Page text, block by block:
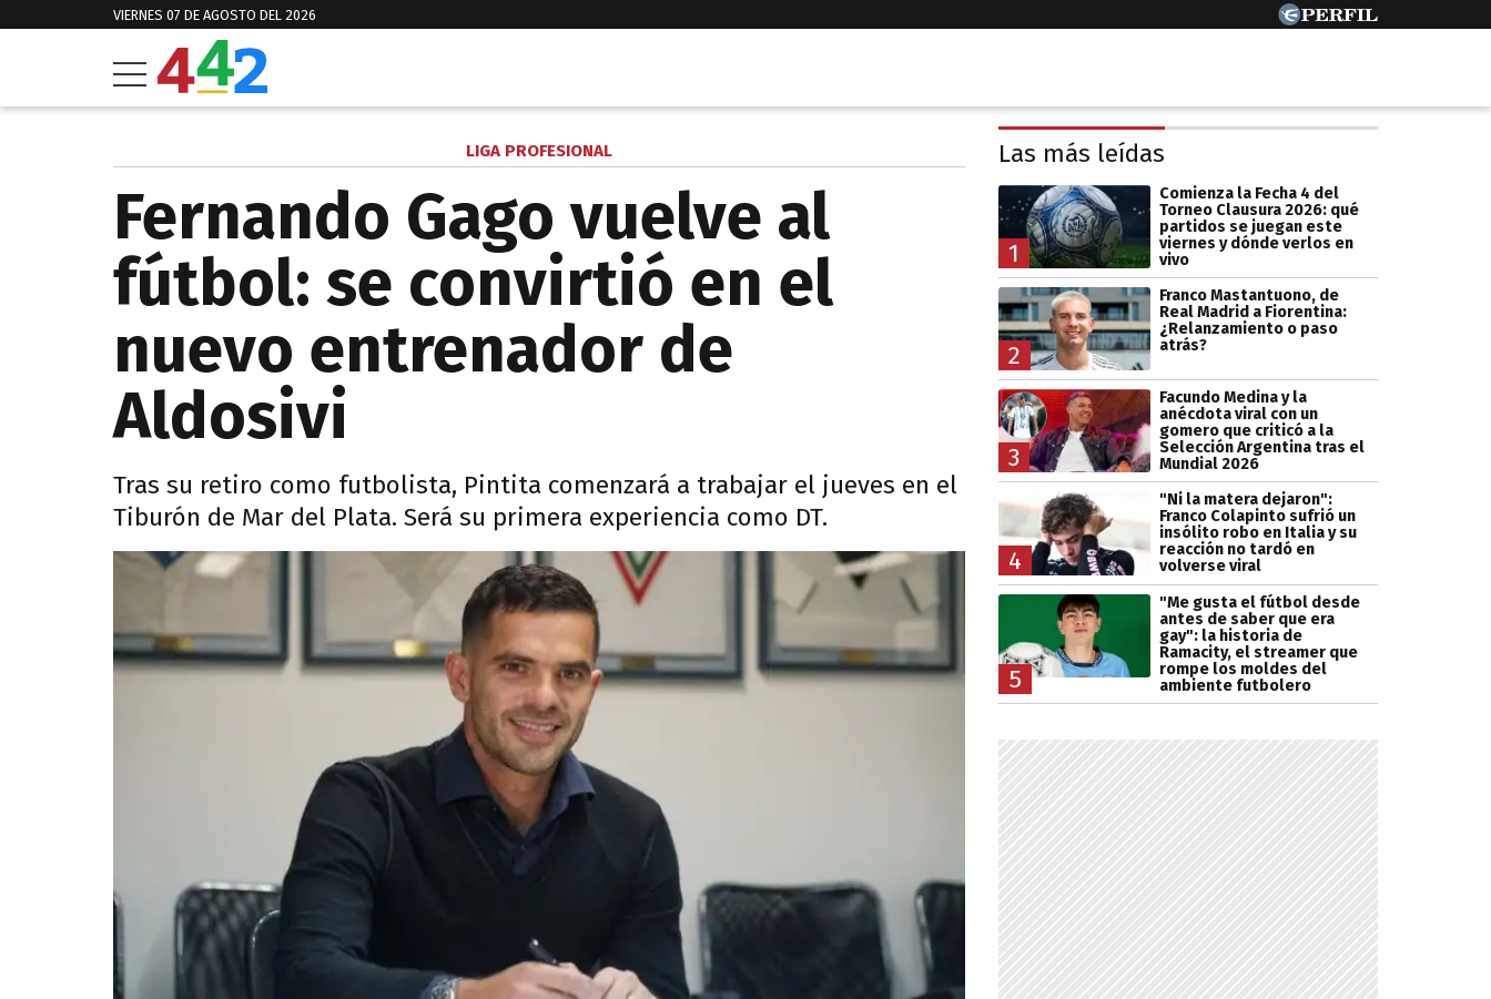
VIERNES 07 DE AGOSTO DEL 2026
LIGA PROFESIONAL
Fernando Gago vuelve al
fútbol: se convirtió en el
nuevo entrenador de
Aldosivi
Tras su retiro como futbolista, Pintita comenzará a trabajar el jueves en el
Tiburón de Mar del Plata. Será su primera experiencia como DT.
Las más leídas
1
Comienza la Fecha 4 del
Torneo Clausura 2026: qué
partidos se juegan este
viernes y dónde verlos en
vivo
2
Franco Mastantuono, de
Real Madrid a Fiorentina:
¿Relanzamiento o paso
atrás?
3
Facundo Medina y la
anécdota viral con un
gomero que criticó a la
Selección Argentina tras el
Mundial 2026
4
"Ni la matera dejaron":
Franco Colapinto sufrió un
insólito robo en Italia y su
reacción no tardó en
volverse viral
5
"Me gusta el fútbol desde
antes de saber que era
gay": la historia de
Ramacity, el streamer que
rompe los moldes del
ambiente futbolero